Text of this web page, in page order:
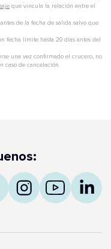
que vincula la relación entre el
de la fecha de salida salvo que
fecha límite hasta 20 días antes del
una vez confirmado el crucero, no
caso de cancelación.